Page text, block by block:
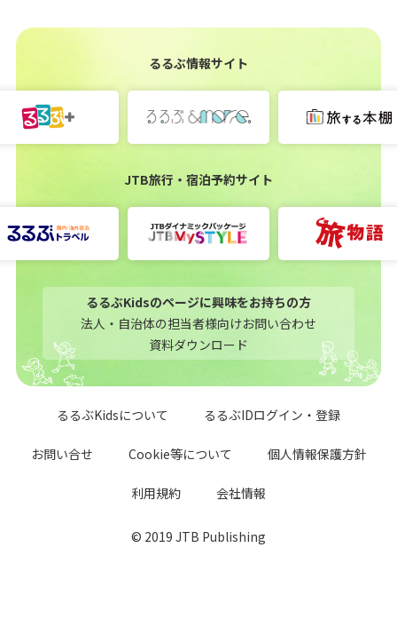
るるぶ情報サイト
JTB旅行・宿泊予約サイト
るるぶKidsのページに興味をお持ちの方
法人・自治体の担当者様向けお問い合わせ
資料ダウンロード
るるぶKidsについて るるぶIDログイン・登録
お問い合せ Cookie等について 個人情報保護方針
利用規約 会社情報
© 2019 JTB Publishing